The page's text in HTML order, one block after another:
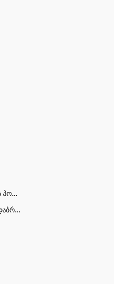
კონფიდენციალურობის პოლიტიკა
საქონლის უპირობოდ დაბრუნების პირობები